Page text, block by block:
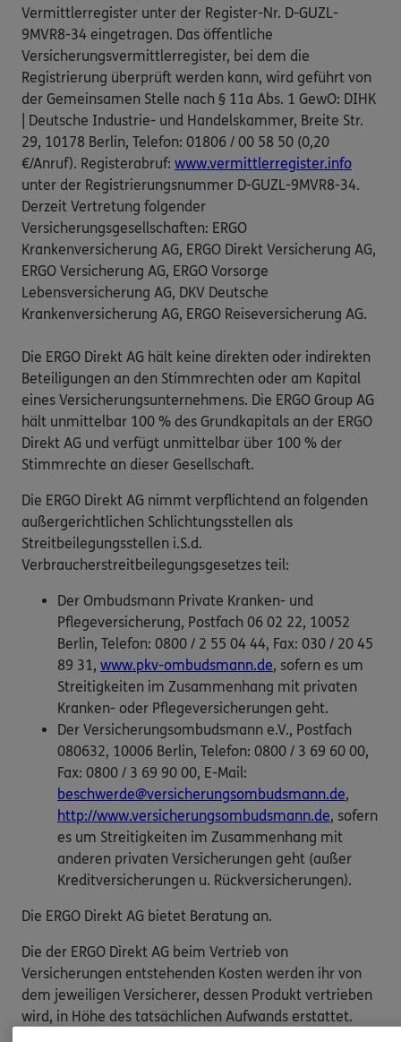
Vermittlerregister unter der Register-Nr. D-GUZL-
9MVR8-34 eingetragen. Das öffentliche
Versicherungsvermittlerregister, bei dem die
Registrierung überprüft werden kann, wird geführt von
der Gemeinsamen Stelle nach § 11a Abs. 1 GewO: DIHK
| Deutsche Industrie- und Handelskammer, Breite Str.
29, 10178 Berlin, Telefon: 01806 / 00 58 50 (0,20
€/Anruf). Registerabruf: www.vermittlerregister.info
unter der Registrierungsnummer D-GUZL-9MVR8-34.
Derzeit Vertretung folgender
Versicherungsgesellschaften: ERGO
Krankenversicherung AG, ERGO Direkt Versicherung AG,
ERGO Versicherung AG, ERGO Vorsorge
Lebensversicherung AG, DKV Deutsche
Krankenversicherung AG, ERGO Reiseversicherung AG.
Die ERGO Direkt AG hält keine direkten oder indirekten
Beteiligungen an den Stimmrechten oder am Kapital
eines Versicherungsunternehmens. Die ERGO Group AG
hält unmittelbar 100 % des Grundkapitals an der ERGO
Direkt AG und verfügt unmittelbar über 100 % der
Stimmrechte an dieser Gesellschaft.
Die ERGO Direkt AG nimmt verpflichtend an folgenden
außergerichtlichen Schlichtungsstellen als
Streitbeilegungsstellen i.S.d.
Verbraucherstreitbeilegungsgesetzes teil:
Der Ombudsmann Private Kranken- und
Pflegeversicherung, Postfach 06 02 22, 10052
Berlin, Telefon: 0800 / 2 55 04 44, Fax: 030 / 20 45
89 31, www.pkv-ombudsmann.de, sofern es um
Streitigkeiten im Zusammenhang mit privaten
Kranken- oder Pflegeversicherungen geht.
Der Versicherungsombudsmann e.V., Postfach
080632, 10006 Berlin, Telefon: 0800 / 3 69 60 00,
Fax: 0800 / 3 69 90 00, E-Mail:
beschwerde@versicherungsombudsmann.de,
http://www.versicherungsombudsmann.de, sofern
es um Streitigkeiten im Zusammenhang mit
anderen privaten Versicherungen geht (außer
Kreditversicherungen u. Rückversicherungen).
Die ERGO Direkt AG bietet Beratung an.
Die der ERGO Direkt AG beim Vertrieb von
Versicherungen entstehenden Kosten werden ihr von
dem jeweiligen Versicherer, dessen Produkt vertrieben
wird, in Höhe des tatsächlichen Aufwands erstattet.